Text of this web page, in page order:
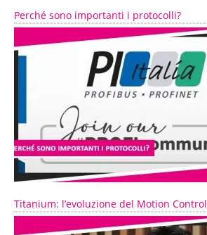
Perché sono importanti i protocolli?
Titanium: l’evoluzione del Motion Control